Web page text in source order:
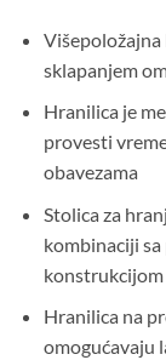
sklapanjem
Hranilica je
provesti
obavezama
Stolica za
kombinaciji
konstrukcijom
Hranilica na
omogućavaju